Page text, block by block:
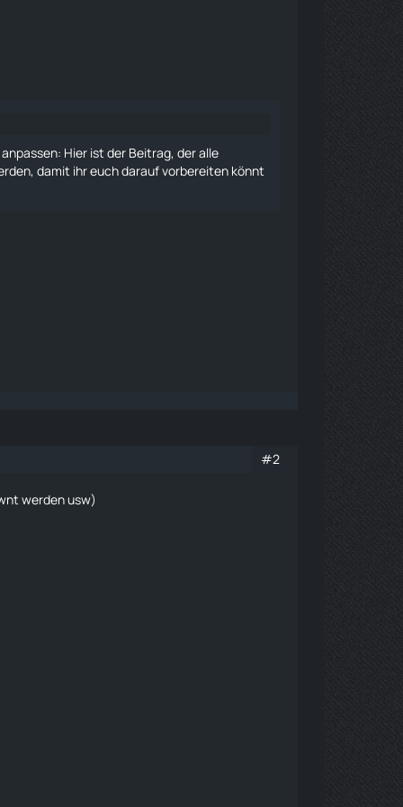
Hier ist der Beitrag, der alle
damit ihr euch darauf vorbereiten könnt
#2
werden usw)